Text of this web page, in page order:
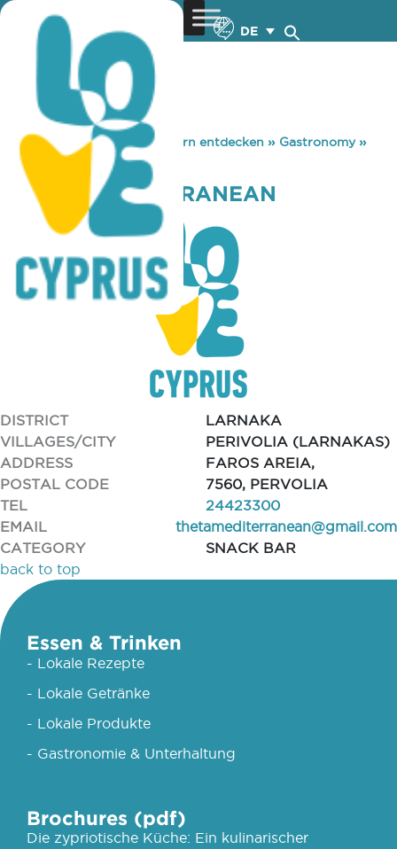
DE
You are here: Home »Zypern entdecken » Gastronomy»
THETA MEDITERRANEAN
THETA MEDITERRANEAN
DISTRICT
LARNAKA
VILLAGES/CITY
PERIVOLIA (LARNAKAS)
ADDRESS
FAROS AREIA,
POSTAL CODE
7560, PERVOLIA
TEL
24423300
EMAIL
thetamediterranean@gmail.com
CATEGORY
SNACK BAR
back to top
Essen & Trinken
- Lokale Rezepte
- Lokale Getränke
- Lokale Produkte
- Gastronomie & Unterhaltung
Brochures (pdf)
Die zypriotische Küche: Ein kulinarischer